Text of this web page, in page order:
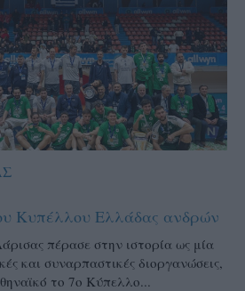
Κυπέλλου Ελλάδας ανδρών
πέρασε στην ιστορία ως μία
και συναρπαστικές διοργανώσεις,
το 7ο Κύπελλο...